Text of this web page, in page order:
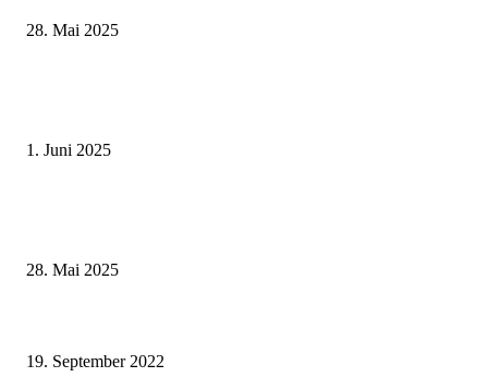
28. Mai 2025
1. Juni 2025
28. Mai 2025
19. September 2022